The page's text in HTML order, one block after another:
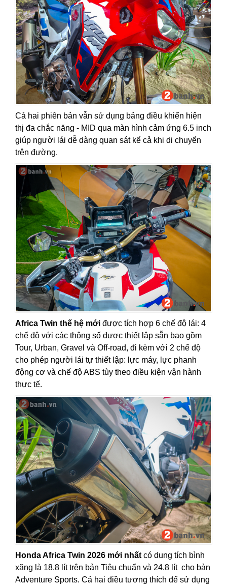
Cả hai phiên bản vẫn sử dụng bảng điều khiển hiện
thị đa chắc năng - MID qua màn hình cảm ứng 6.5 inch
giúp người lái dễ dàng quan sát kể cả khi di chuyển
trên đường.
Africa Twin thế hệ mới được tích hợp 6 chế độ lái: 4
chế độ với các thông số được thiết lập sẵn bao gồm
Tour, Urban, Gravel và Off-road, đi kèm với 2 chế độ
cho phép người lái tự thiết lập: lực máy, lực phanh
động cơ và chế độ ABS tùy theo điều kiện vận hành
thực tế.
Honda Africa Twin 2026 mới nhất có dung tích bình
xăng là 18.8 lít trên bản Tiêu chuẩn và 24.8 lít cho bản
Adventure Sports. Cả hai điều tương thích để sử dụng